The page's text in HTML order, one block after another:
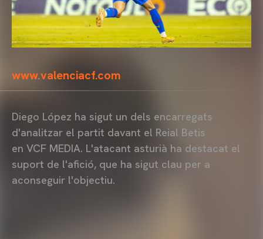
www.valenciacf.com
Diego López ha sigut un dels encarregats
d'analitzar el partit davant el Reial Betis
en VCF MEDIA. L'atacant asturià ha destacat el
suport de l'afició, que ha sigut clau per a
aconseguir l'objectiu.